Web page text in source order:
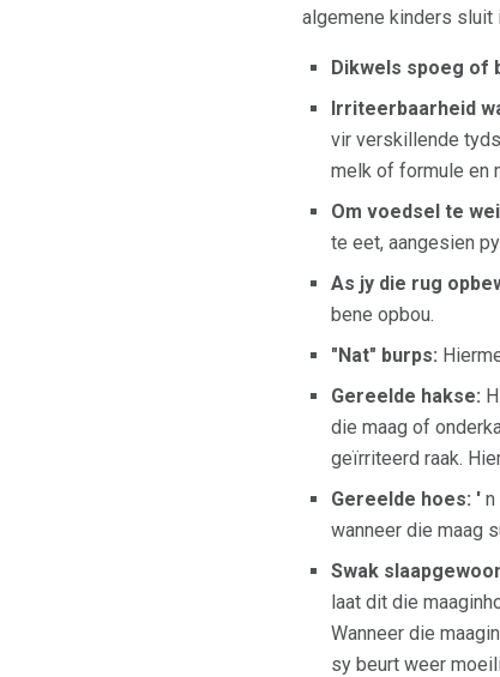
algemene kinders sluit
Dikwels spoeg of
Irriteerbaarheid
vir verskillende
melk of formule en
Om voedsel te
te eet, aangesien
As jy die rug
bene opbou.
"Nat" burps:
Gereelde hakse:
die maag of
geïrriteerd raak.
Gereelde hoes: ' n
wanneer die maag
Swak
laat dit die
Wanneer die
sy beurt weer